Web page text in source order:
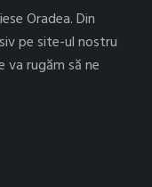
Oradea. Din
pe site-ul nostru
va rugăm să ne